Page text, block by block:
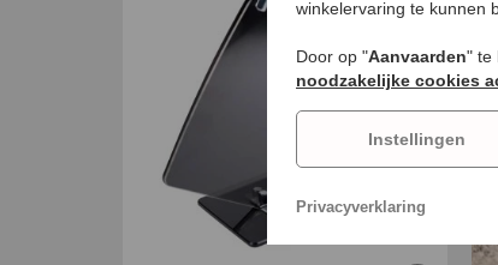
winkelervaring te kunnen
Door op "Aanvaarden" te
noodzakelijke cookies
Instellingen
Privacyverklaring